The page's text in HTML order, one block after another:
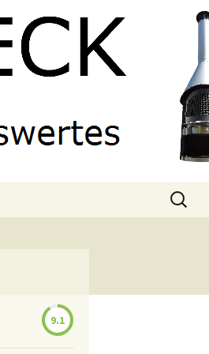
Suchen
nach:
9.1